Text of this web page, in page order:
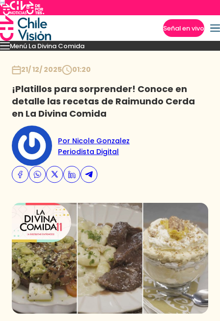
Señal en vivo
Menú La Divina Comida
Momentos Novedades Recetas Temporadas anteriores
21/ 12/ 2025 01:20
¡Platillos para sorprender! Conoce en
detalle las recetas de Raimundo Cerda
en La Divina Comida
Por Nicole Gonzalez
Periodista Digital
Imperdibles
Programas
Club De La Comedia
Contigo en Directo
Plan Perfecto
El Tiempo
Sabingo